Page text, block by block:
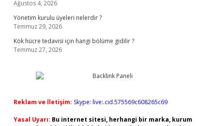
Ağustos 4, 2026
Yönetim kurulu üyeleri nelerdir ?
Temmuz 29, 2026
Kök hücre tedavisi için hangi bölüme gidilir ?
Temmuz 27, 2026
Reklam ve İletişim: Skype: live:.cid.575569c608265c69
Yasal Uyarı: Bu internet sitesi, herhangi bir marka, kurum